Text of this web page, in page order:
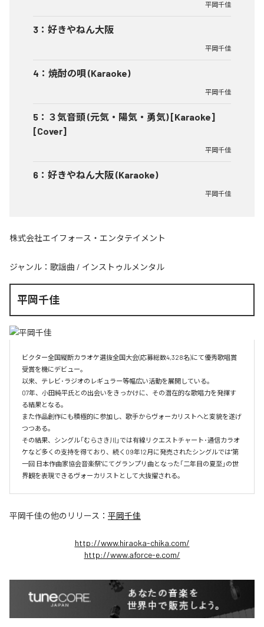
平岡千佳
3 ： 好きやねん大阪
平岡千佳
4 ： 焼酎の唄 (Karaoke)
平岡千佳
5 ： ３気音頭 (元気・陽気・勇気) [Karaoke]
[Cover]
平岡千佳
6 ： 好きやねん大阪 (Karaoke)
平岡千佳
株式会社エイフォース・エンタテイメント
ジャンル： 歌謡曲 / インストゥルメンタル
平岡千佳
ビクター全国縦断カラオケ選抜全国大会(応募総数4,328名)にて優秀歌唱賞
受賞を機にデビュー。
以来、テレビ･ラジオのレギュラー等幅広い活動を展開している。
07年、小田純平氏との出会いをきっかけに、その潜在的な歌唱力を発揮す
る結果となる。
また作品創作にも積極的に参加し、歌手からヴォーカリストへと変貌を遂げ
つつある。
その結果、シングル「むらさき川」では有線リクエストチャート･通信カラオ
ケなど多くの支持を得ており、続く09年12月に発売されたシングルでは"第
一回 日本作曲家協会音楽祭"にてグランプリ曲となった「二年目の夏至」の世
界観を表現できるヴォーカリストとして大抜擢される。
平岡千佳の他のリリース： 平岡千佳
http://www.hiraoka-chika.com/
http://www.aforce-e.com/